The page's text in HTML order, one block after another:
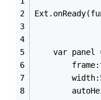
var panel